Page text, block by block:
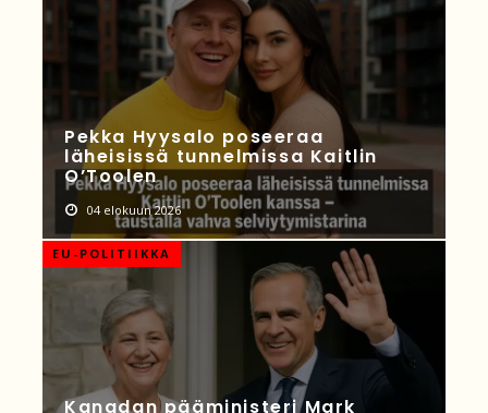
Pekka Hyysalo poseeraa
läheisissä tunnelmissa Kaitlin
O’Toolen
04 elokuun 2026
EU-POLITIIKKA
Kanadan pääministeri Mark